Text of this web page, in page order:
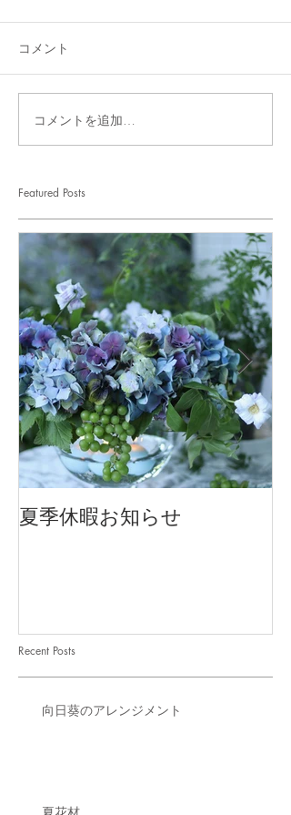
コメント
コメントを追加…
Featured Posts
夏季休暇お知らせ
Recent Posts
向日葵のアレンジメント